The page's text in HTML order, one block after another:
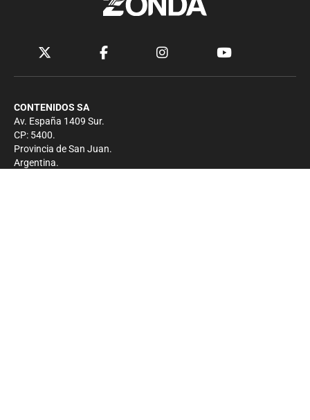
CONTENIDOS SA
Av. España 1409 Sur.
CP: 5400.
Provincia de San Juan.
Argentina.